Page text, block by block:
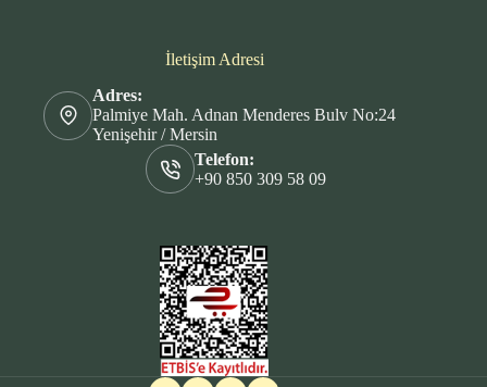
İletişim Adresi
Adres:
Palmiye Mah. Adnan Menderes Bulv No:24
Yenişehir / Mersin
Telefon:
+90 850 309 58 09